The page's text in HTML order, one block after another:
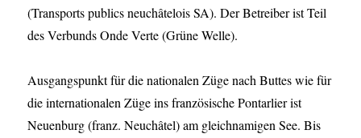
(Transports publics neuchâtelois SA). Der Betreiber ist Teil
des Verbunds Onde Verte (Grüne Welle).
Ausgangspunkt für die nationalen Züge nach Buttes wie für
die internationalen Züge ins französische Pontarlier ist
Neuenburg (franz. Neuchâtel) am gleichnamigen See. Bis